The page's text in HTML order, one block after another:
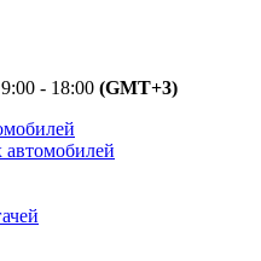
9:00 - 18:00 (GMT+3)